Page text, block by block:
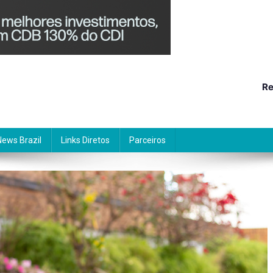
Brazil Links Diretos Parceiros